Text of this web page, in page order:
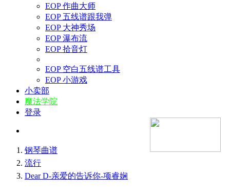
EOP 作曲大师
EOP 五线谱跟我弹
EOP 大神秀场
EOP 瀑布流
EOP 拾音灯
EOP 空白五线谱工具
EOP 小游戏
小卖部
魔法学院
登录
钢琴曲谱
流行
Dear D-亲爱的告诉你-项睿娴